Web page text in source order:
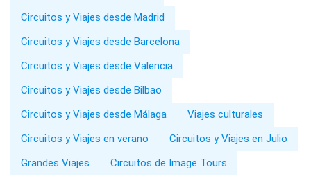
Circuitos y Viajes desde Madrid
Circuitos y Viajes desde Barcelona
Circuitos y Viajes desde Valencia
Circuitos y Viajes desde Bilbao
Circuitos y Viajes desde Málaga
Viajes culturales
Circuitos y Viajes en verano
Circuitos y Viajes en Julio
Grandes Viajes
Circuitos de Image Tours